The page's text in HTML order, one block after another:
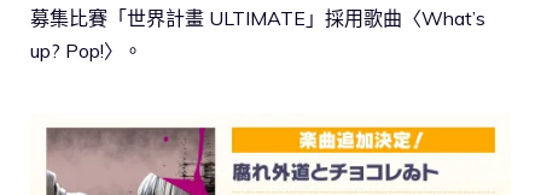
募集比賽「世界計畫 ULTIMATE」採用歌曲〈What’s
up? Pop!〉。